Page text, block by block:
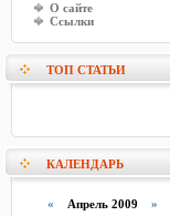
О сайте
Ссылки
ТОП СТАТЬИ
КАЛЕНДАРЬ
« Апрель 2009 »